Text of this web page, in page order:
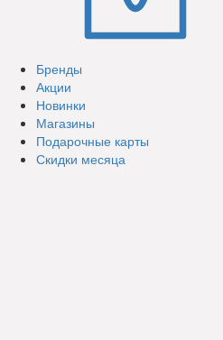
Бренды
Акции
Новинки
Магазины
Подарочные карты
Скидки месяца